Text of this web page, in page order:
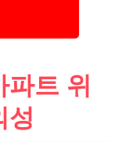
파트 위
성